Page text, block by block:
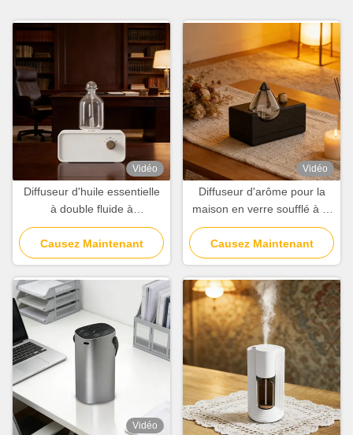
Vidéo
Diffuseur d'huile essentielle
à double fluide à
nébulisation à froid 100 cbm
avec batterie au lithium
rechargeable
Causez Maintenant
Vidéo
Diffuseur d'arôme pour la
maison en verre soufflé à la
main avec préservation du
grain de bois naturel
Causez Maintenant
Vidéo